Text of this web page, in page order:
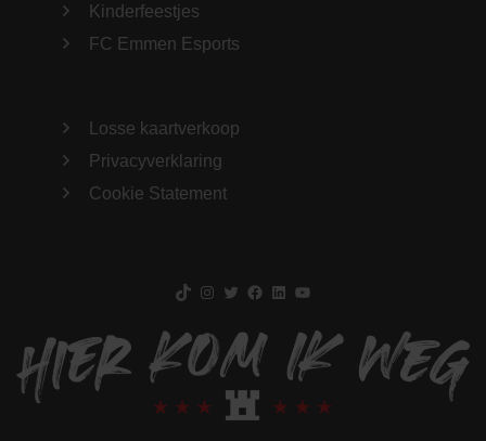
Kinderfeestjes
FC Emmen Esports
Losse kaartverkoop
Privacyverklaring
Cookie Statement